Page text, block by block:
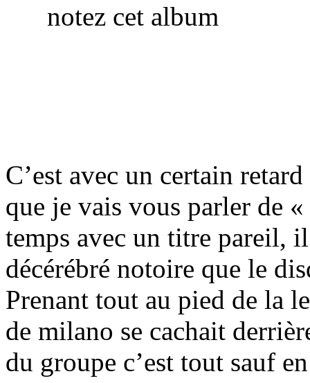
notez cet album
C’est avec un certain
que je vais vous parler de
temps avec un titre pareil,
décérébré notoire que le
Prenant tout au pied de la
de milano se cachait
du groupe c’est tout sauf